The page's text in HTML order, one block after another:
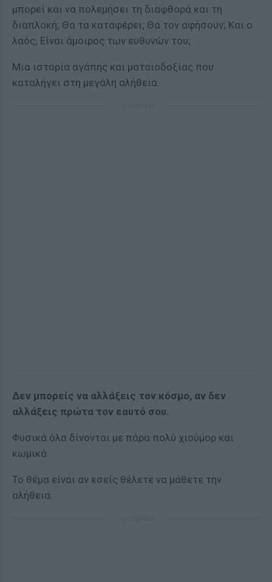
μπορεί και να πολεμήσει τη διαφθορά και τη
διαπλοκή; Θα τα καταφέρει; Θα τον αφήσουν; Και ο
λαός; Είναι άμοιρος των ευθυνών του;
Μια ιστορία αγάπης και ματαιοδοξίας που
καταλήγει στη μεγάλη αλήθεια.
Δεν μπορείς να αλλάξεις τον κόσμο, αν δεν
αλλάξεις πρώτα τον εαυτό σου.
Φυσικά όλα δίνονται με πάρα πολύ χιούμορ και
κωμικά.
Το θέμα είναι αν εσείς θέλετε να μάθετε την
αλήθεια.